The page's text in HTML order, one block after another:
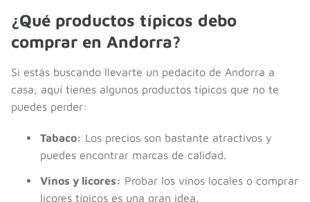
¿Qué productos típicos debo
comprar en Andorra?
Si estás buscando llevarte un pedacito de Andorra a
casa, aquí tienes algunos productos típicos que no te
puedes perder:
Tabaco: Los precios son bastante atractivos y
puedes encontrar marcas de calidad.
Vinos y licores: Probar los vinos locales o comprar
licores típicos es una gran idea.